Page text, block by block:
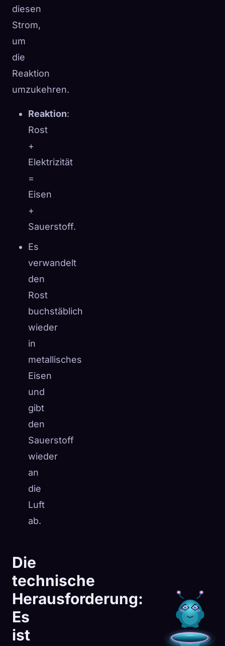
diesen
Strom,
um
die
Reaktion
umzukehren.
Reaktion:
Rost
+
Elektrizität
=
Eisen
+
Sauerstoff.
Es
verwandelt
den
Rost
buchstäblich
wieder
in
metallisches
Eisen
und
gibt
den
Sauerstoff
wieder
an
die
Luft
ab.
Die
technische
Herausforderung:
Es
ist